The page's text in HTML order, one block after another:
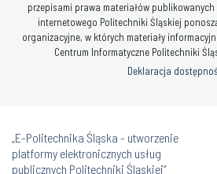
przepisami prawa materiałów
internetowego Politechniki Śląskiej
organizacyjne, w których materiały
Centrum Informatyczne Politechniki
Deklaracja
„E-Politechnika Śląska - utworzenie
platformy elektronicznych usług
publicznych Politechniki Śląskiej”